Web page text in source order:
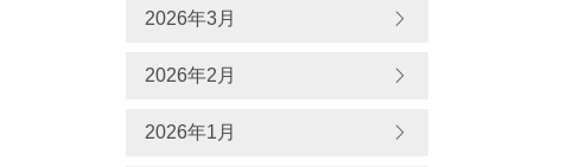
2026年3月
2026年2月
2026年1月